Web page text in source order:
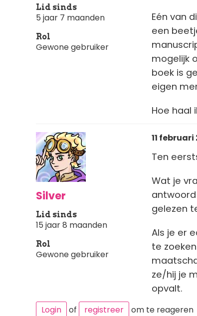
Lid sinds
5 jaar 7 maanden
Rol
Gewone gebruiker
Eén van
een
mogelijk
boek is
eigen
Hoe haal
Silver
Lid sinds
15 jaar 8 maanden
Rol
Gewone gebruiker
11 februari
Ten
Wat je
gelezen
Als je er
te
ze/hij je
opvalt.
Login of registreer om te reageren